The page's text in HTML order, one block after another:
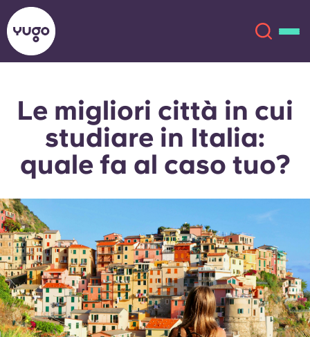
Chi siamo
Sedi
Account Lingua
English (GB)
Seleziona un paese
Prenota ora
English (GB)
English (US)
Deutsch
Italian French
Portuguese
Le migliori città in cui
studiare in Italia:
quale fa al caso tuo?